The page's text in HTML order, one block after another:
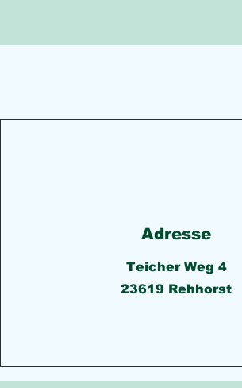
Adresse
Teicher Weg 4
23619 Rehhorst